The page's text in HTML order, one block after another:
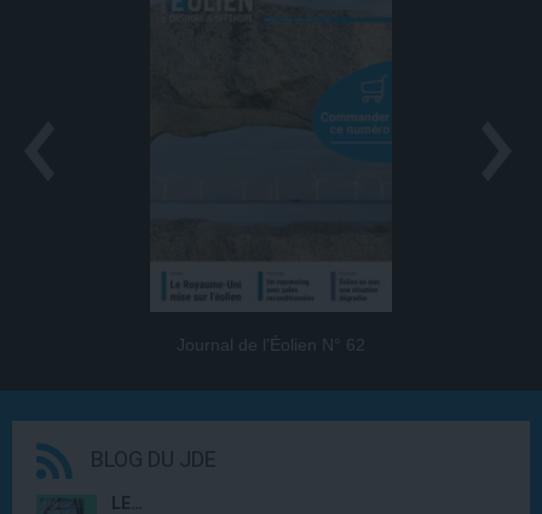
Journal de l’Éolien N° 62
BLOG DU JDE
LE…